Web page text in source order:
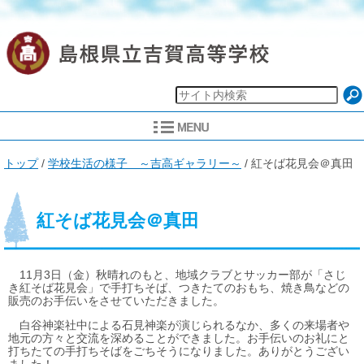
現
位
置：
トップ/ 学校生活の様子 ～吉高ギャラリー～ / 紅そば花見会＠真田
紅そば花見会＠真田
11月3日（金）秋晴れのもと、地域クラブとサッカー部が「さじ
き紅そば花見会」で手打ちそば、つきたてのおもち、焼き鳥などの
販売のお手伝いをさせていただきました。
白谷神楽社中による石見神楽が演じられるなか、多くの来場者や
地元の方々と交流を深めることができました。お手伝いのお礼にと
打ちたての手打ちそばをごちそうになりました。ありがとうござい